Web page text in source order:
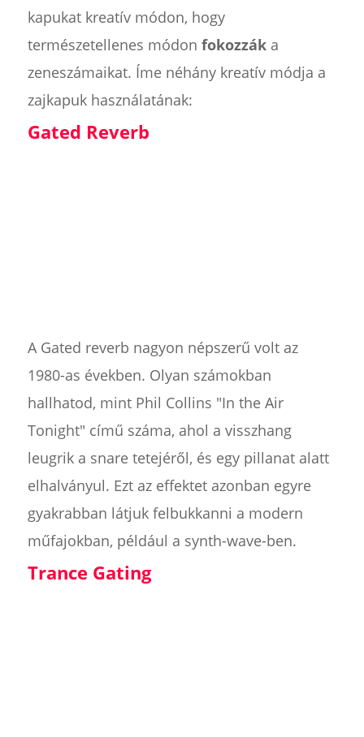
kapukat kreatív módon, hogy
természetellenes módon fokozzáka
zeneszámaikat. Íme néhány kreatív módja a
zajkapuk használatának:
Gated Reverb
A Gated reverb nagyon népszerű volt az
1980-as években. Olyan számokban
hallhatod, mint Phil Collins "In the Air
Tonight" című száma, ahol a visszhang
leugrik a snare tetejéről, és egy pillanat alatt
elhalványul. Ezt az effektet azonban egyre
gyakrabban látjuk felbukkanni a modern
műfajokban, például a synth-wave-ben.
Trance Gating